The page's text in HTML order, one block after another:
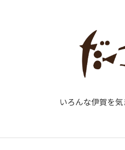
いろんな伊賀を